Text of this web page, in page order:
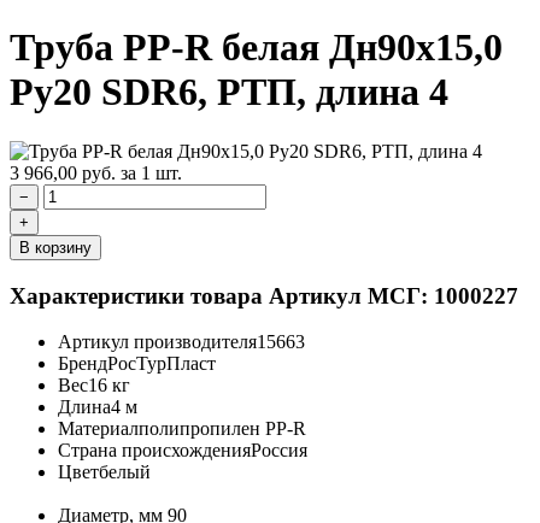
Труба PP-R белая Дн90х15,0
Ру20 SDR6, РТП, длина 4
3 966,00 руб. за 1 шт.
−
+
В корзину
Характеристики товара Артикул МСГ: 1000227
Артикул производителя15663
БрендРосТурПласт
Вес16 кг
Длина4 м
Материалполипропилен PP-R
Страна происхожденияРоссия
Цветбелый
Диаметр, мм 90